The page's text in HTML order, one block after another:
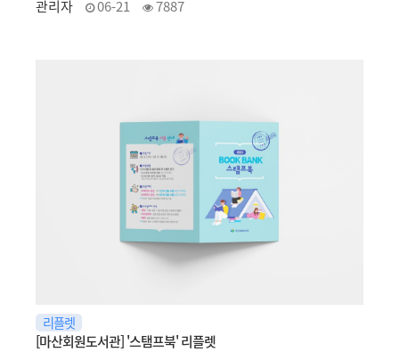
관리자 06-21 7887
리플렛
[마산회원도서관] '스탬프북' 리플렛